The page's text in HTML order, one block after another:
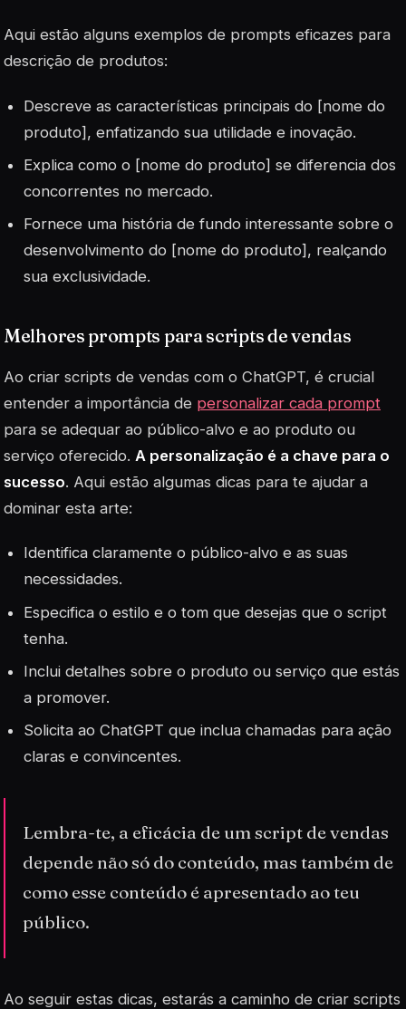
Aqui estão alguns exemplos de prompts eficazes para
descrição de produtos:
Descreve as características principais do [nome do
produto], enfatizando sua utilidade e inovação.
Explica como o [nome do produto] se diferencia dos
concorrentes no mercado.
Fornece uma história de fundo interessante sobre o
desenvolvimento do [nome do produto], realçando
sua exclusividade.
Melhores prompts para scripts de vendas
Ao criar scripts de vendas com o ChatGPT, é crucial
entender a importância de personalizar cada prompt
para se adequar ao público-alvo e ao produto ou
serviço oferecido. A personalização é a chave para o
sucesso. Aqui estão algumas dicas para te ajudar a
dominar esta arte:
Identifica claramente o público-alvo e as suas
necessidades.
Especifica o estilo e o tom que desejas que o script
tenha.
Inclui detalhes sobre o produto ou serviço que estás
a promover.
Solicita ao ChatGPT que inclua chamadas para ação
claras e convincentes.
Lembra-te, a eficácia de um script de vendas
depende não só do conteúdo, mas também de
como esse conteúdo é apresentado ao teu
público.
Ao seguir estas dicas, estarás a caminho de criar scripts